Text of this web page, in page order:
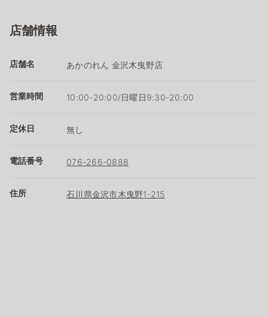
店舗情報
店舗名 あかのれん 金沢木曳野店
営業時間 10:00-20:00/日曜日9:30-20:00
定休日 無し
電話番号 076-266-0888
住所 石川県金沢市木曳野1-215